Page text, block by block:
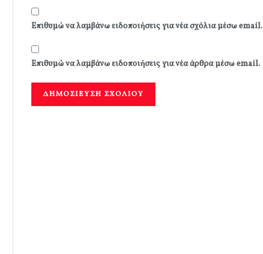
Επιθυμώ να λαμβάνω ειδοποιήσεις για νέα σχόλια μέσω email.
Επιθυμώ να λαμβάνω ειδοποιήσεις για νέα άρθρα μέσω email.